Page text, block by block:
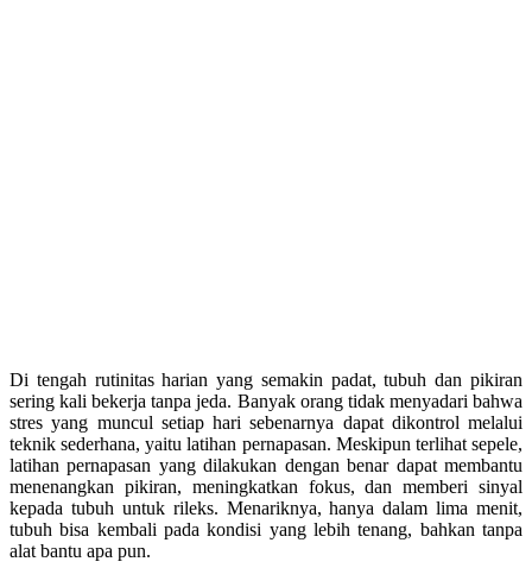
Di tengah rutinitas harian yang semakin padat, tubuh dan pikiran
sering kali bekerja tanpa jeda. Banyak orang tidak menyadari bahwa
stres yang muncul setiap hari sebenarnya dapat dikontrol melalui
teknik sederhana, yaitu latihan pernapasan. Meskipun terlihat sepele,
latihan pernapasan yang dilakukan dengan benar dapat membantu
menenangkan pikiran, meningkatkan fokus, dan memberi sinyal
kepada tubuh untuk rileks. Menariknya, hanya dalam lima menit,
tubuh bisa kembali pada kondisi yang lebih tenang, bahkan tanpa
alat bantu apa pun.